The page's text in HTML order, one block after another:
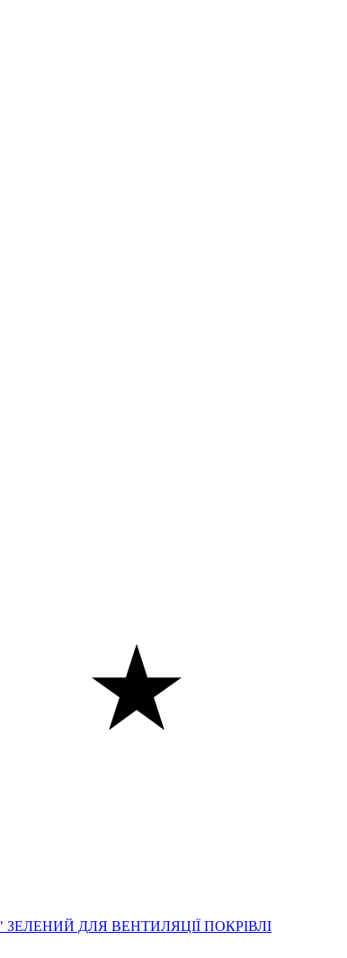
ДЛЯ ВЕНТИЛЯЦІЇ ПОКРІВЛІ